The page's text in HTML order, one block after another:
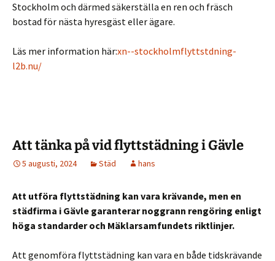
Stockholm och därmed säkerställa en ren och fräsch
bostad för nästa hyresgäst eller ägare.
Läs mer information här:xn--stockholmflyttstdning-
l2b.nu/
Att tänka på vid flyttstädning i Gävle
5 augusti, 2024 Städ hans
Att utföra flyttstädning kan vara krävande, men en
städfirma i Gävle garanterar noggrann rengöring enligt
höga standarder och Mäklarsamfundets riktlinjer.
Att genomföra flyttstädning kan vara en både tidskrävande